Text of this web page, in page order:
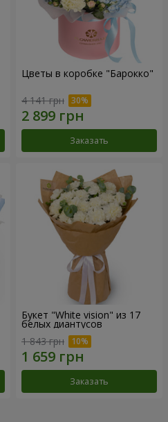
Цветы в коробке "Барокко"
4 141 грн
Заказать
Букет "White vision" из 17
белых диантусов
1 843 грн
Заказать